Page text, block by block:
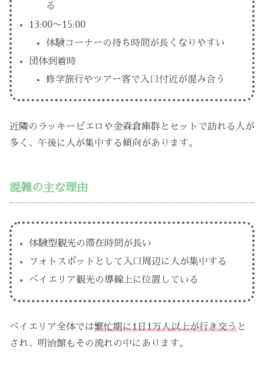
る
13:00〜15:00
体験コーナーの待ち時間が長くなりやすい
団体到着時
修学旅行やツアー客で入口付近が混み合う
近隣のラッキーピエロや金森倉庫群とセットで訪れる人が
多く、午後に人が集中する傾向があります。
混雑の主な理由
体験型観光の滞在時間が長い
フォトスポットとして入口周辺に人が集中する
ベイエリア観光の導線上に位置している
ベイエリア全体では繁忙期に1日1万人以上が行き交うと
され、明治館もその流れの中にあります。